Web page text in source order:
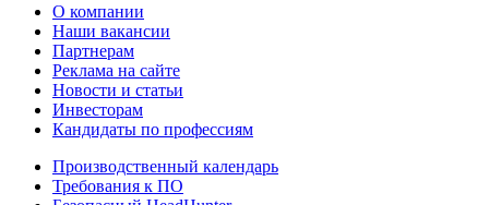
О компании
Наши вакансии
Партнерам
Реклама на сайте
Новости и статьи
Инвесторам
Кандидаты по профессиям
Производственный календарь
Требования к ПО